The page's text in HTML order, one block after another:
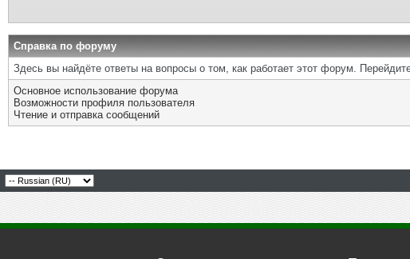
Справка по форуму
Здесь вы найдёте ответы на вопросы о том, как работает этот форум.
Основное использование форума
Возможности профиля пользователя
Чтение и отправка сообщений